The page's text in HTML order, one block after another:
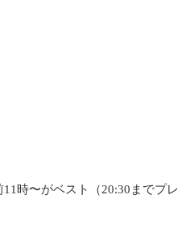
11時〜がベスト（20:30までプレ